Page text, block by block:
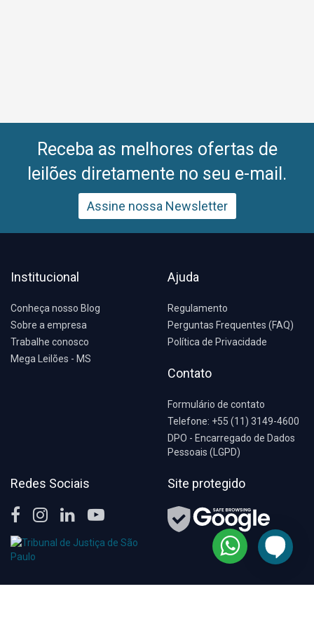
Receba as melhores ofertas de
leilões diretamente no seu e-mail.
Assine nossa Newsletter
Institucional
Conheça nosso Blog
Sobre a empresa
Trabalhe conosco
Mega Leilões - MS
Ajuda
Regulamento
Perguntas Frequentes (FAQ)
Política de Privacidade
Contato
Formulário de contato
Telefone: +55 (11) 3149-4600
DPO - Encarregado de Dados
Pessoais (LGPD)
Redes Sociais Site protegido